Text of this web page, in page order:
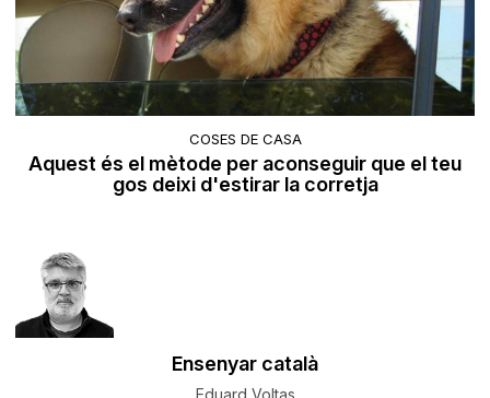
COSES DE CASA
Aquest és el mètode per aconseguir que el teu
gos deixi d'estirar la corretja
Ensenyar català
Eduard Voltas